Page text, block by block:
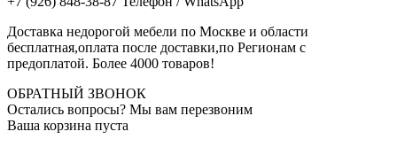
Доставка недорогой мебели по Москве и области
бесплатная,оплата после доставки,по Регионам с
предоплатой. Более 4000 товаров!
ОБРАТНЫЙ ЗВОНОК
Остались вопросы? Мы вам перезвоним
Ваша корзина пуста